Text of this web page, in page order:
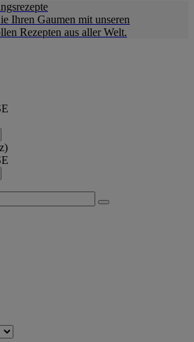
Ihren Gaumen mit unseren
Rezepten aus aller Welt.